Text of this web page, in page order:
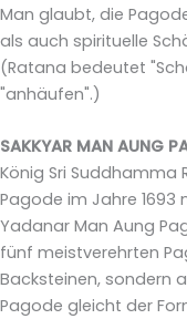
Man glaubt, die
als auch spirituelle
(Ratana bedeutet
"anhäufen".)
SAKKYAR MAN AUNG
König Sri Suddhamma
Pagode im Jahre 1693
Yadanar Man Aung
fünf meistverehrten
Backsteinen, sondern
Pagode gleicht der